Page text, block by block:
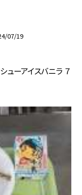
07/19
ューアイスバニラ ７